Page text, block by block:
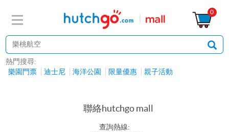
0
熱門搜尋:
樂園門票
迪士尼 海洋公園 限量優惠 親子活動
聯絡hutchgo mall
查詢熱線: